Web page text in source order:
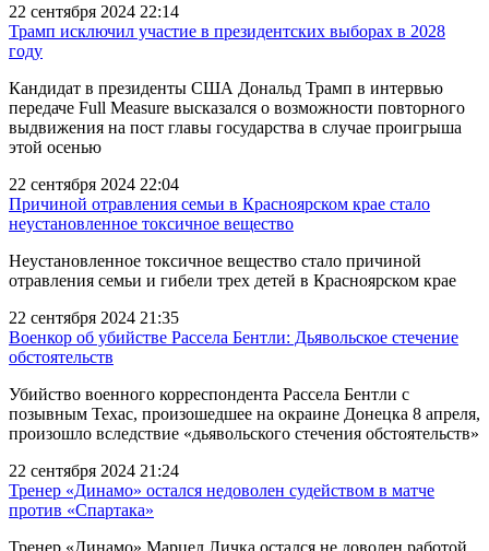
22 сентября 2024 22:14
Трамп исключил участие в президентских выборах в 2028
году
Кандидат в президенты США Дональд Трамп в интервью
передаче Full Measure высказался о возможности повторного
выдвижения на пост главы государства в случае проигрыша
этой осенью
22 сентября 2024 22:04
Причиной отравления семьи в Красноярском крае стало
неустановленное токсичное вещество
Неустановленное токсичное вещество стало причиной
отравления семьи и гибели трех детей в Красноярском крае
22 сентября 2024 21:35
Военкор об убийстве Рассела Бентли: Дьявольское стечение
обстоятельств
Убийство военного корреспондента Рассела Бентли с
позывным Техас, произошедшее на окраине Донецка 8 апреля,
произошло вследствие «дьявольского стечения обстоятельств»
22 сентября 2024 21:24
Тренер «Динамо» остался недоволен судейством в матче
против «Спартака»
Тренер «Динамо» Марцел Личка остался не доволен работой